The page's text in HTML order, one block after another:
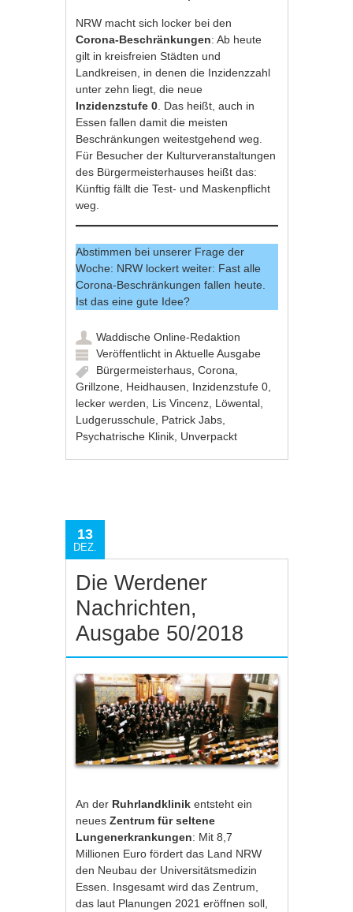
NRW macht sich locker bei den
Corona-Beschränkungen: Ab heute
gilt in kreisfreien Städten und
Landkreisen, in denen die Inzidenzzahl
unter zehn liegt, die neue
Inzidenzstufe 0 . Das heißt, auch in
Essen fallen damit die meisten
Beschränkungen weitestgehend weg.
Für Besucher der Kulturveranstaltungen
des Bürgermeisterhauses heißt das:
Künftig fällt die Test- und Maskenpflicht
weg.
Abstimmen bei unserer Frage der
Woche: NRW lockert weiter: Fast alle
Corona-Beschränkungen fallen heute.
Ist das eine gute Idee?
Waddische Online-Redaktion
Veröffentlicht inAktuelle Ausgabe
Bürgermeisterhaus ,Corona
Grillzone Heidhausen Inzidenzstufe 0
lecker werden
Lis Vincenz Löwental
Ludgerusschule Patrick Jabs
Psychatrische Klinik Unverpackt
13
DEZ.
Die Werdener
Nachrichten,
Ausgabe 50/2018
An der Ruhrlandklinik entsteht ein
neuesZentrum für seltene
Lungenerkrankungen: Mit 8,7
Millionen Euro fördert das Land NRW
den Neubau der Universitätsmedizin
Essen. Insgesamt wird das Zentrum,
das laut Planungen 2021 eröffnen soll,